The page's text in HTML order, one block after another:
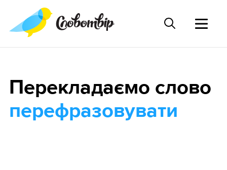
Перекладаємо слово
перефразовувати